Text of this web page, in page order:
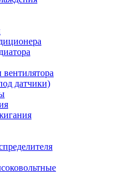
датчики)